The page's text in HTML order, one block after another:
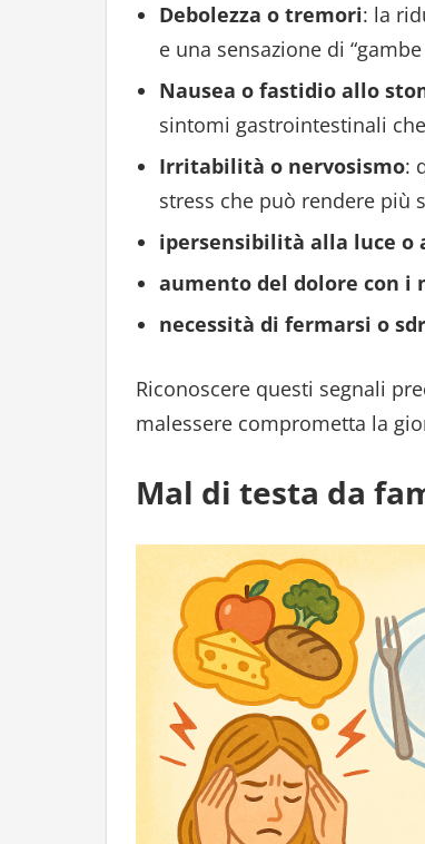
Debolezza o tremori: la
e una sensazione di
Nausea o fastidio allo
sintomi gastrointestinali
Irritabilità o nervosismo:
stress che può rendere più
ipersensibilità alla luce o
aumento del dolore con i
necessità di fermarsi o
Riconoscere questi segnali
malessere comprometta la
Mal di testa da